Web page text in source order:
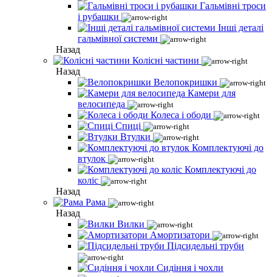
Гальмівні троси
і рубашки
Інші деталі
гальмівної системи
Назад
Колісні частини
Назад
Велопокришки
Камери для
велосипеда
Колеса і ободи
Спиці
Втулки
Комплектуючі до
втулок
Комплектуючі до
коліс
Назад
Рама
Назад
Вилки
Амортизатори
Підсидельні труби
Сидіння і чохли